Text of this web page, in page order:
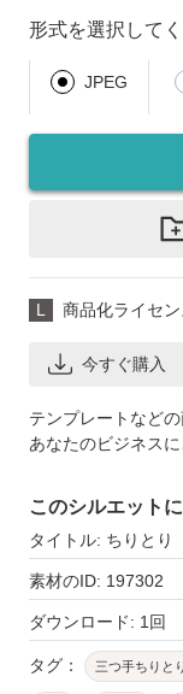
形式を選択して
JPEG
L 商品化ライセン
今すぐ購入
テンプレートなど
あなたのビジネスに
このシルエット
タイトル: ちりとり
素材のID: 197302
ダウンロード: 1回
タグ： 三つ手ちりと